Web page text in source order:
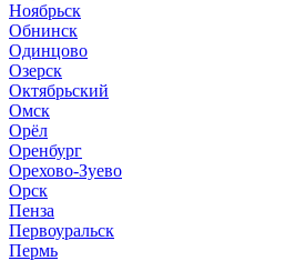
Ноябрьск
Обнинск
Одинцово
Озерск
Октябрьский
Омск
Орёл
Оренбург
Орехово-Зуево
Орск
Пенза
Первоуральск
Пермь